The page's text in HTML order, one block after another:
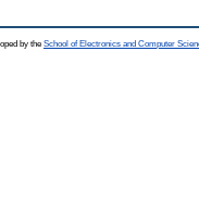
by the School of Electronics and Computer